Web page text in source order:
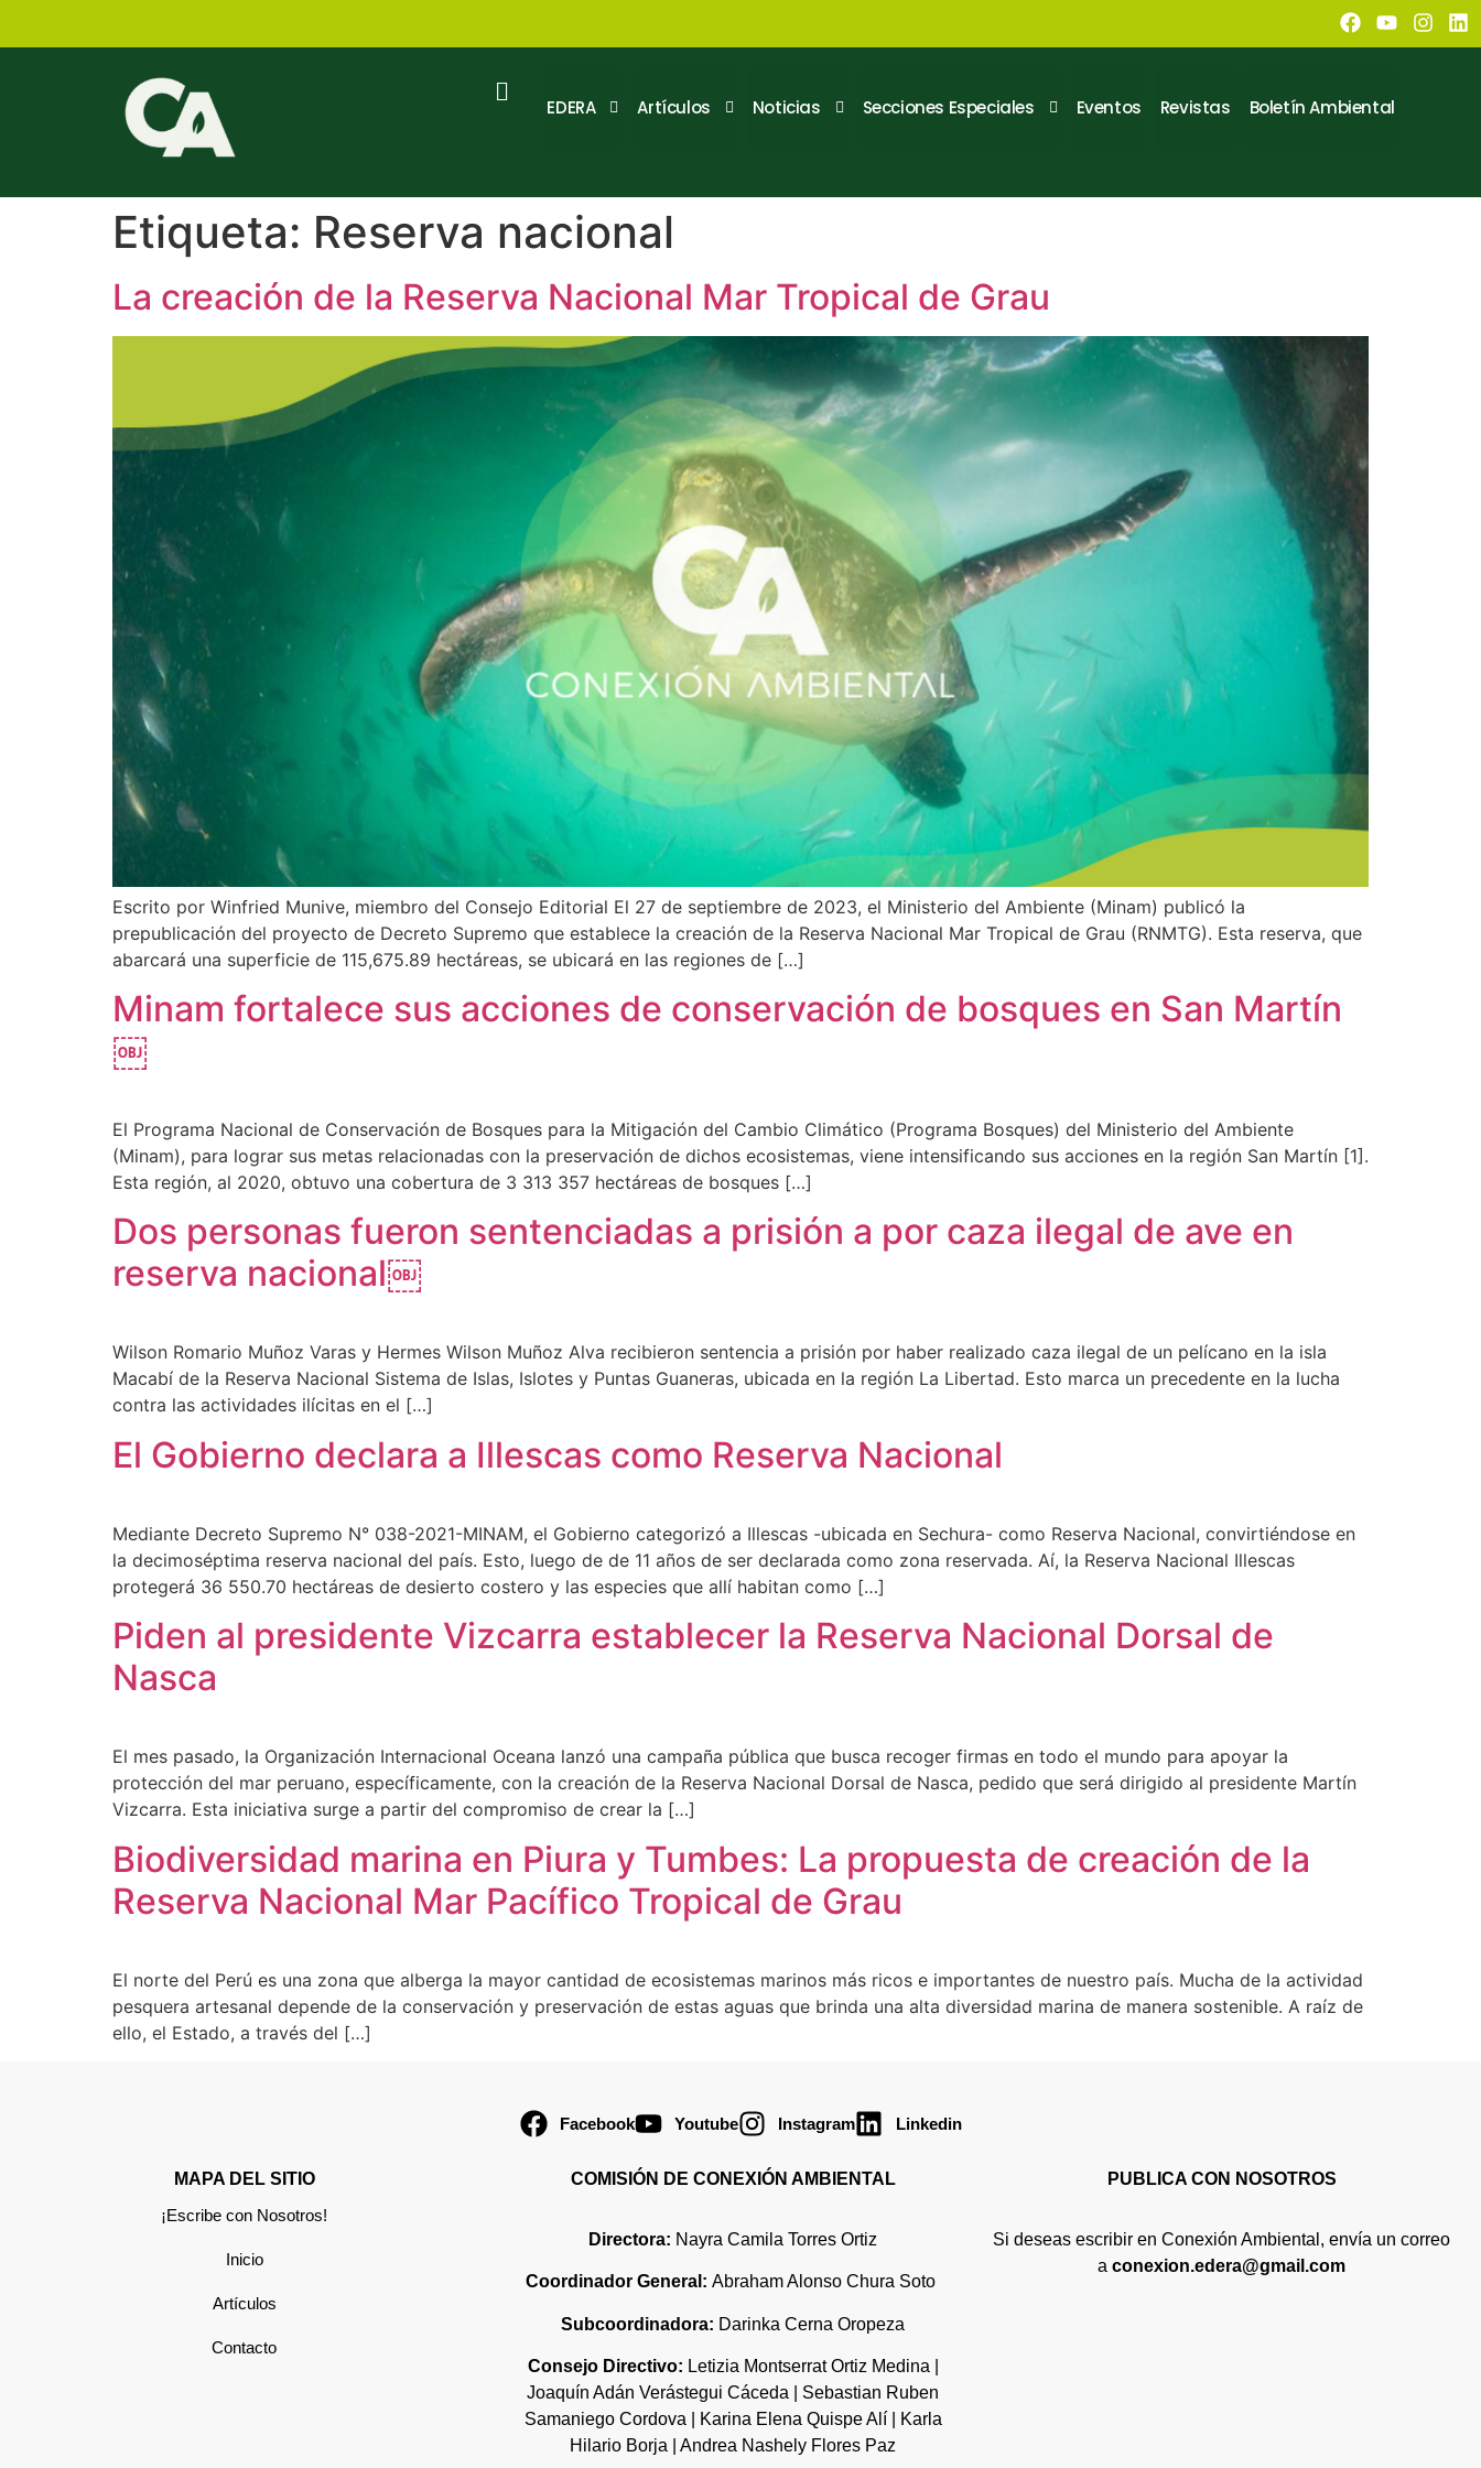
EDERA Artículos Noticias Secciones Especiales Eventos Revistas Boletín Ambiental
Etiqueta: Reserva nacional
La creación de la Reserva Nacional Mar Tropical de Grau
Escrito por Winfried Munive, miembro del Consejo Editorial El 27 de septiembre de 2023, el Ministerio del Ambiente (Minam) publicó la
prepublicación del proyecto de Decreto Supremo que establece la creación de la Reserva Nacional Mar Tropical de Grau (RNMTG). Esta reserva, que
abarcará una superficie de 115,675.89 hectáreas, se ubicará en las regiones de […]
Minam fortalece sus acciones de conservación de bosques en San Martín
￼
El Programa Nacional de Conservación de Bosques para la Mitigación del Cambio Climático (Programa Bosques) del Ministerio del Ambiente
(Minam), para lograr sus metas relacionadas con la preservación de dichos ecosistemas, viene intensificando sus acciones en la región San Martín [1].
Esta región, al 2020, obtuvo una cobertura de 3 313 357 hectáreas de bosques […]
Dos personas fueron sentenciadas a prisión a por caza ilegal de ave en
reserva nacional￼
Wilson Romario Muñoz Varas y Hermes Wilson Muñoz Alva recibieron sentencia a prisión por haber realizado caza ilegal de un pelícano en la isla
Macabí de la Reserva Nacional Sistema de Islas, Islotes y Puntas Guaneras, ubicada en la región La Libertad. Esto marca un precedente en la lucha
contra las actividades ilícitas en el […]
El Gobierno declara a Illescas como Reserva Nacional
Mediante Decreto Supremo N° 038-2021-MINAM, el Gobierno categorizó a Illescas -ubicada en Sechura- como Reserva Nacional, convirtiéndose en
la decimoséptima reserva nacional del país. Esto, luego de de 11 años de ser declarada como zona reservada. Aí, la Reserva Nacional Illescas
protegerá 36 550.70 hectáreas de desierto costero y las especies que allí habitan como […]
Piden al presidente Vizcarra establecer la Reserva Nacional Dorsal de
Nasca
El mes pasado, la Organización Internacional Oceana lanzó una campaña pública que busca recoger firmas en todo el mundo para apoyar la
protección del mar peruano, específicamente, con la creación de la Reserva Nacional Dorsal de Nasca, pedido que será dirigido al presidente Martín
Vizcarra. Esta iniciativa surge a partir del compromiso de crear la […]
Biodiversidad marina en Piura y Tumbes: La propuesta de creación de la
Reserva Nacional Mar Pacífico Tropical de Grau
El norte del Perú es una zona que alberga la mayor cantidad de ecosistemas marinos más ricos e importantes de nuestro país. Mucha de la actividad
pesquera artesanal depende de la conservación y preservación de estas aguas que brinda una alta diversidad marina de manera sostenible. A raíz de
ello, el Estado, a través del […]
Facebook Youtube Instagram Linkedin
MAPA DEL SITIO
¡Escribe con Nosotros!
Inicio
Artículos
Contacto
COMISIÓN DE CONEXIÓN AMBIENTAL
Directora: Nayra Camila Torres Ortiz
Coordinador General:Abraham Alonso Chura Soto
Subcoordinadora: Darinka Cerna Oropeza
Consejo Directivo: Letizia Montserrat Ortiz Medina |
Joaquín Adán Verástegui Cáceda | Sebastian Ruben
Samaniego Cordova | Karina Elena Quispe Alí | Karla
Hilario Borja | Andrea Nashely Flores Paz
PUBLICA CON NOSOTROS
Si deseas escribir en Conexión Ambiental, envía un correo
aconexion.edera@gmail.com